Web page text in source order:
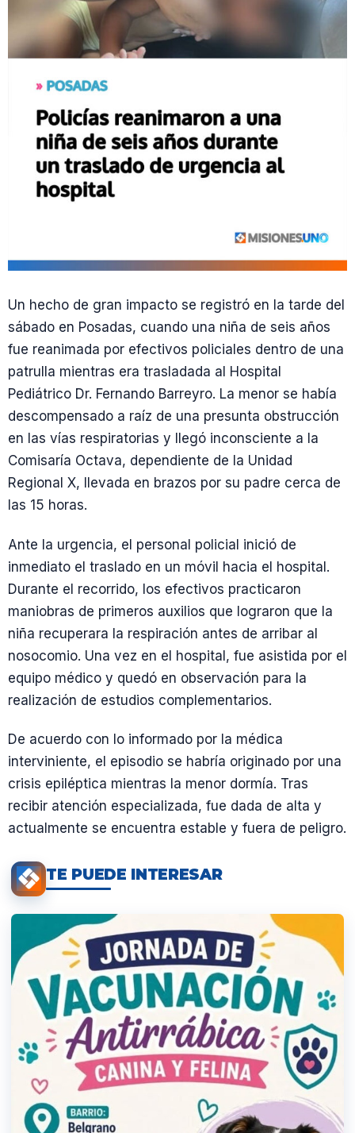
Un hecho de gran impacto se registró en la tarde del
sábado en Posadas, cuando una niña de seis años
fue reanimada por efectivos policiales dentro de una
patrulla mientras era trasladada al Hospital
Pediátrico Dr. Fernando Barreyro. La menor se había
descompensado a raíz de una presunta obstrucción
en las vías respiratorias y llegó inconsciente a la
Comisaría Octava, dependiente de la Unidad
Regional X, llevada en brazos por su padre cerca de
las 15 horas.
Ante la urgencia, el personal policial inició de
inmediato el traslado en un móvil hacia el hospital.
Durante el recorrido, los efectivos practicaron
maniobras de primeros auxilios que lograron que la
niña recuperara la respiración antes de arribar al
nosocomio. Una vez en el hospital, fue asistida por el
equipo médico y quedó en observación para la
realización de estudios complementarios.
De acuerdo con lo informado por la médica
interviniente, el episodio se habría originado por una
crisis epiléptica mientras la menor dormía. Tras
recibir atención especializada, fue dada de alta y
actualmente se encuentra estable y fuera de peligro.
TE PUEDE INTERESAR